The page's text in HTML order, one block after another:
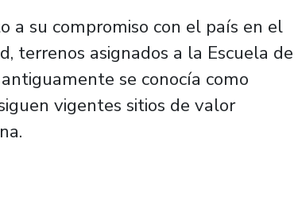
a su compromiso con el país en el
terrenos asignados a la Escuela de
se conocía como
vigentes sitios de valor